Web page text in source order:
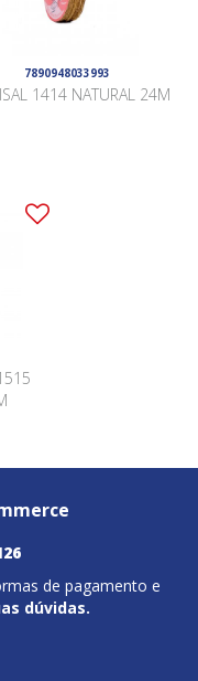
7890948033993
1414 NATURAL 24M
de pagamento e
dúvidas.